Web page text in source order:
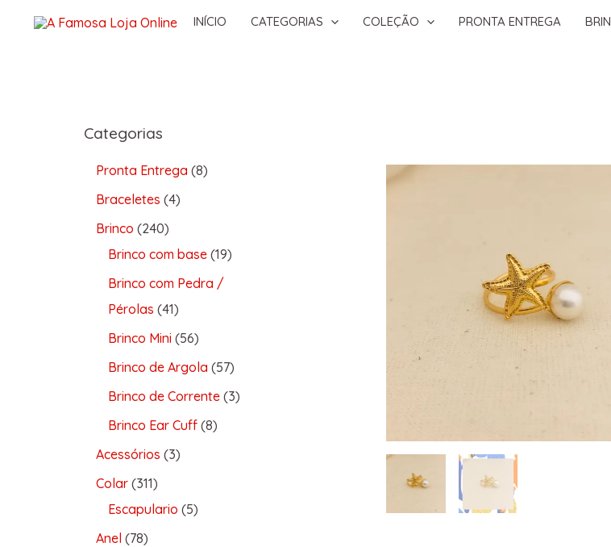
INÍCIO CATEGORIAS COLEÇÃO PRONTA ENTREGA
Categorias
Pronta Entrega 8
Braceletes 4
Brinco 240
Brinco com base 19
Brinco com Pedra /
Pérolas 41
Brinco Mini 56
Brinco de Argola 57
Brinco de Corrente 3
Brinco Ear Cuff 8
Acessórios 3
Colar 311
Escapulario 5
Anel 78